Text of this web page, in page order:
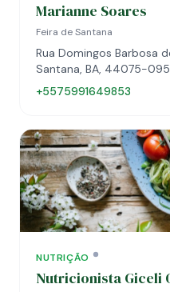
Marianne Soares
Feira de Santana
Rua Domingos Barbosa
Santana, BA, 44075-095
+5575991649853
NUTRIÇÃO
Nutricionista Giceli